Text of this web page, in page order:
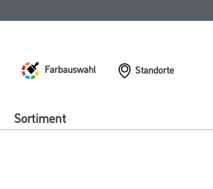
Farbauswahl
Standorte
Sortiment